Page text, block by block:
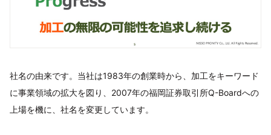
社名の由来です。当社は1983年の創業時から、加工をキーワード
に事業領域の拡大を図り、2007年の福岡証券取引所Q-Boardへの
上場を機に、社名を変更しています。